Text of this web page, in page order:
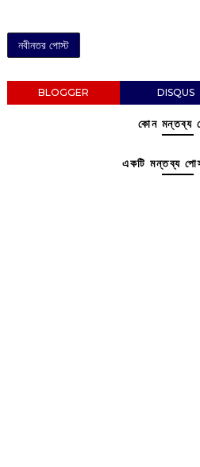
নবীনতর পোস্ট
BLOGGER DISQUS
কোন মন্তব্য
একটি মন্তব্য